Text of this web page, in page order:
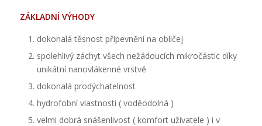
ZÁKLADNÍ VÝHODY
dokonalá těsnost připevnění na obličej
spolehlivý záchyt všech nežádoucích mikročástic díky
unikátní nanovlákenné vrstvě
dokonalá prodýchatelnost
hydrofobní vlastnosti ( voděodolná )
velmi dobrá snášenlivost ( komfort uživatele ) i v